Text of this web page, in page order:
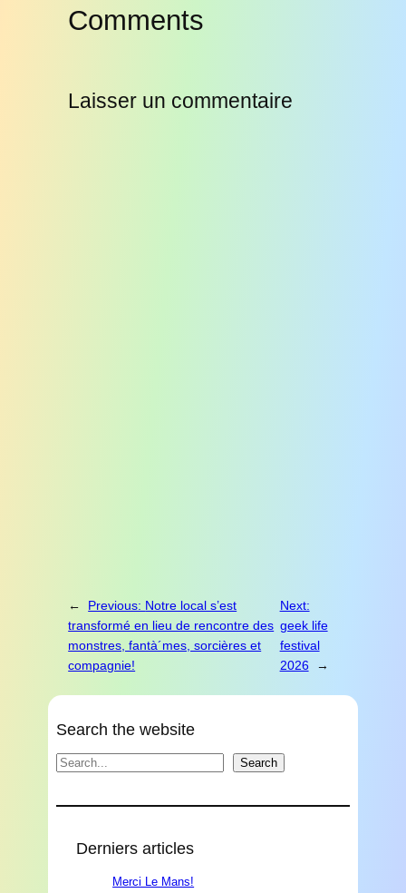
Comments
Laisser un commentaire
← Previous: Notre local s’est
transformé en lieu de rencontre des
monstres, fantà´mes, sorcières et
compagnie!
Next:
geek life
festival
2026
→
Search the website
Search Search
Derniers articles
Merci Le Mans!